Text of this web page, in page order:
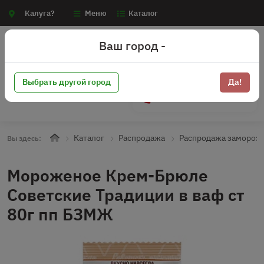
Калуга? Меню Каталог
Вы здесь: Каталог Распродажа Распродажа
Мороженое Крем-Брюле
Советские Традиции в ваф ст
80г пп БЗМЖ
Ваш город -
Выбрать другой город Да!